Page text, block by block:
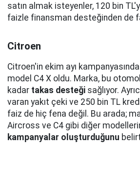
satın almak isteyenler, 120 bin
faizle finansman desteğinden de
Citroen
Citroen'in ekim ayı
model C4 X oldu. Marka, bu
kadar takas desteği sağlıyor.
varan yakıt çeki ve 250 bin TL
faiz de hiç fena değil. Bu arada;
Aircross ve C4 gibi diğer
kampanyalar oluşturduğunu